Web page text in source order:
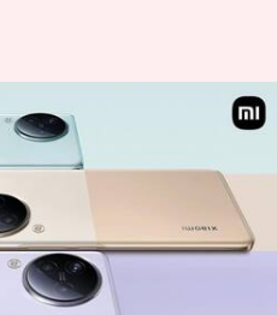
फीचर्स के
में लॉन्च,
05:23 pm